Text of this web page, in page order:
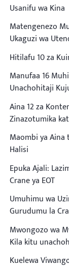
Usanifu wa Kina
Matengenezo
Ukaguzi wa
Hitilafu 10 za
Manufaa 16
Unachohitaji
Aina 12 za
Zinazotumika
Maombi ya
Halisi
Epuka Ajali:
Crane ya EOT
Umuhimu wa
Gurudumu la
Mwongozo wa
Kila kitu
Kuelewa